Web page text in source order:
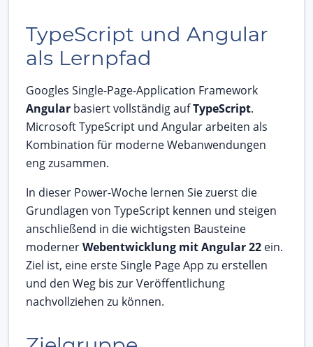
TypeScript und Angular
als Lernpfad
Googles Single-Page-Application Framework
Angular basiert vollständig aufTypeScript.
Microsoft TypeScript und Angular arbeiten als
Kombination für moderne Webanwendungen
eng zusammen.
In dieser Power-Woche lernen Sie zuerst die
Grundlagen von TypeScript kennen und steigen
anschließend in die wichtigsten Bausteine
modernerWebentwicklung mit Angular 22 ein.
Ziel ist, eine erste Single Page App zu erstellen
und den Weg bis zur Veröffentlichung
nachvollziehen zu können.